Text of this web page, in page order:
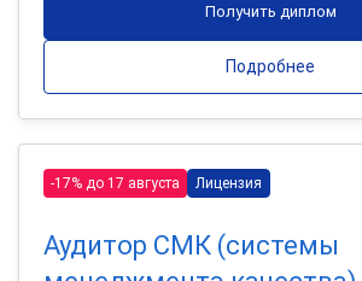
Получить диплом
Подробнее
-17% до 17 августа Лицензия
Аудитор СМК (системы